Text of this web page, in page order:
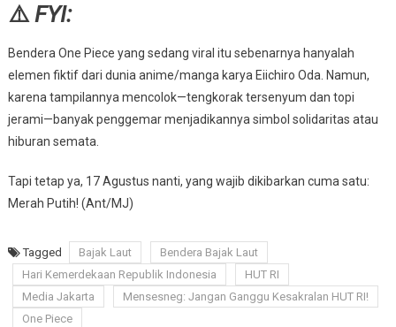
⚠️FYI:
Bendera One Piece yang sedang viral itu sebenarnya hanyalah
elemen fiktif dari dunia anime/manga karya Eiichiro Oda. Namun,
karena tampilannya mencolok—tengkorak tersenyum dan topi
jerami—banyak penggemar menjadikannya simbol solidaritas atau
hiburan semata.
Tapi tetap ya, 17 Agustus nanti, yang wajib dikibarkan cuma satu:
Merah Putih! (Ant/MJ)
Tagged Bajak Laut
Bendera Bajak Laut
Hari Kemerdekaan Republik Indonesia
HUT RI
Media Jakarta
Mensesneg: Jangan Ganggu Kesakralan HUT RI!
One Piece